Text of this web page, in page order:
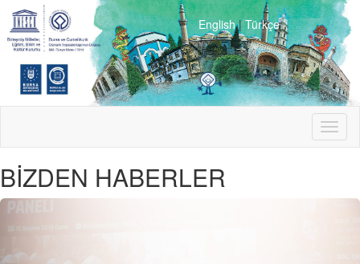
English|Türkçe
BİZDEN HABERLER